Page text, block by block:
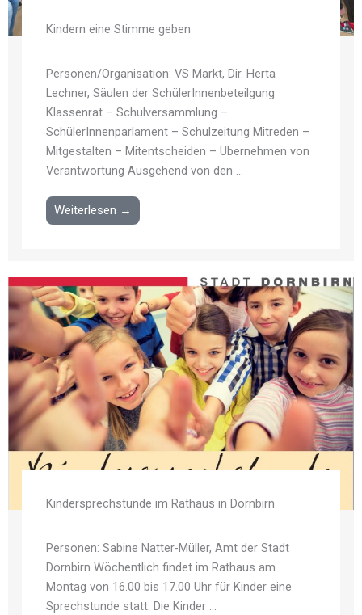
Kindern eine Stimme geben
Personen/Organisation: VS Markt, Dir. Herta
Lechner, Säulen der SchülerInnenbeteilgung
Klassenrat – Schulversammlung –
SchülerInnenparlament – Schulzeitung Mitreden –
Mitgestalten – Mitentscheiden – Übernehmen von
Verantwortung Ausgehend von den ...
Weiterlesen →
Kindersprechstunde im Rathaus in Dornbirn
Personen: Sabine Natter-Müller, Amt der Stadt
Dornbirn Wöchentlich findet im Rathaus am
Montag von 16.00 bis 17.00 Uhr für Kinder eine
Sprechstunde statt. Die Kinder ...